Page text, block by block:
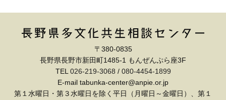
〒380-0835
長野県長野市新田町1485-1 もんぜんぷら座3F
TEL026-219-3068 / 080-4454-1899
E-mail tabunka-center@anpie.or.jp
第１水曜日・第３水曜日を除く平日（月曜日～金曜日）、第１